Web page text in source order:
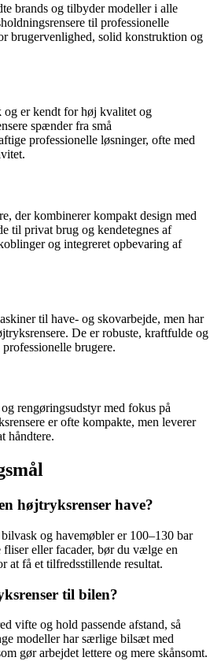
brands og tilbyder modeller i alle
til professionelle
brugervenlighed, solid konstruktion og
er kendt for høj kvalitet og
spænder fra små
professionelle løsninger, ofte med
der kombinerer kompakt design med
til privat brug og kendetegnes af
og integreret opbevaring af
til have- og skovarbejde, men har
De er robuste, kraftfulde og
brugere.
rengøringsudstyr med fokus på
er ofte kompakte, men leverer
håndtere.
højtryksrenser have?
og havemøbler er 100–130 bar
eller facader, bør du vælge en
at få et tilfredsstillende resultat.
til bilen?
vifte og hold passende afstand, så
modeller har særlige bilsæt med
gør arbejdet lettere og mere skånsomt.